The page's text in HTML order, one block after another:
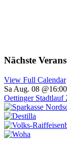
Nächste
View Full Calendar
Sa Aug. 08 @16:00
Oettinger Stadtlauf